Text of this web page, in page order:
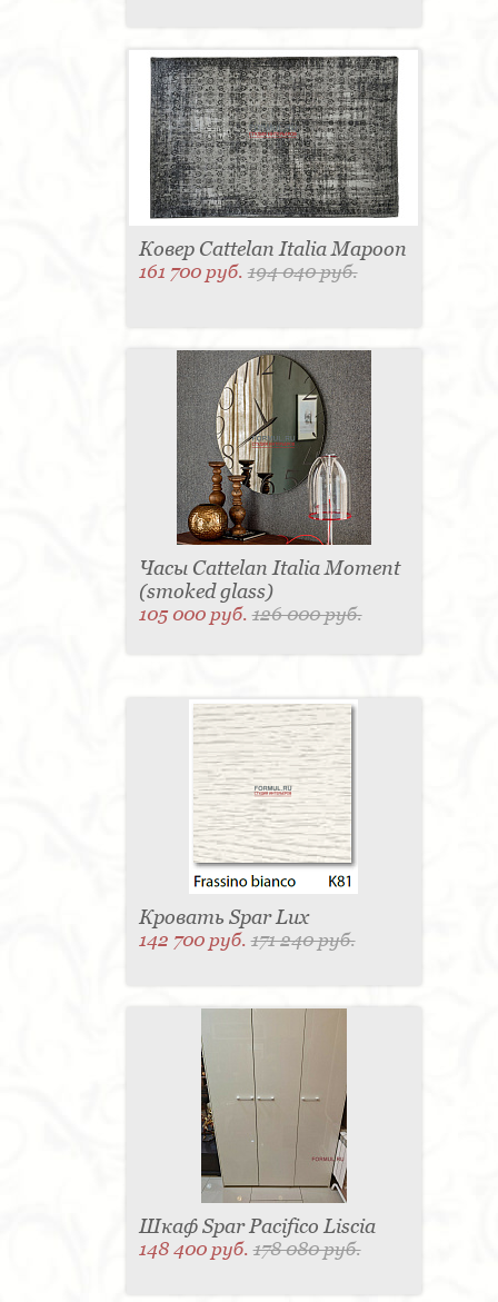
Ковер Cattelan Italia Mapoon
161 700 руб.194 040 руб.
Часы Cattelan Italia Moment
(smoked glass)
105 000 руб.126 000 руб.
Кровать Spar Lux
142 700 руб.171 240 руб.
Шкаф Spar Pacifico Liscia
148 400 руб.178 080 руб.